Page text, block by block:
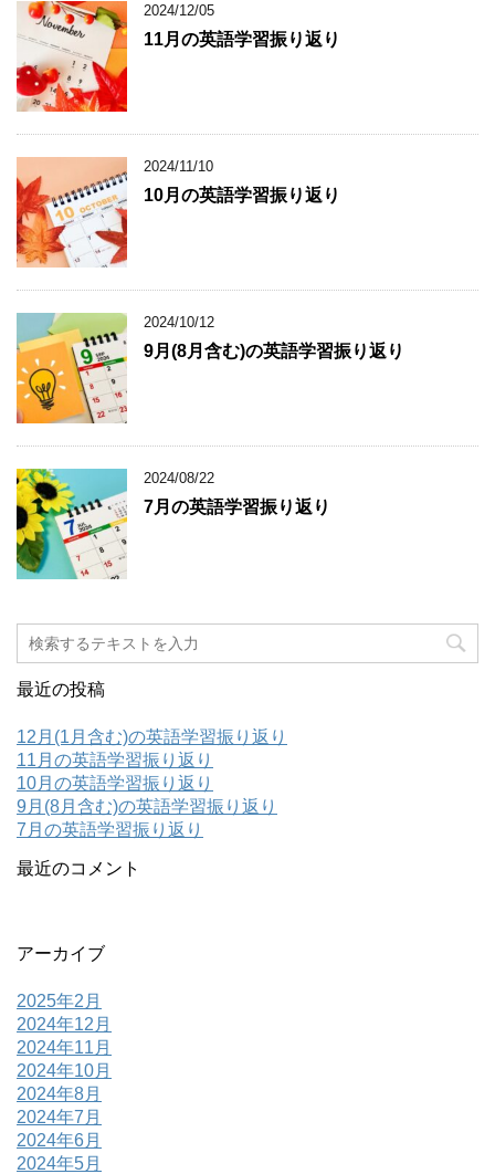
2024/12/05
11月の英語学習振り返り
2024/11/10
10月の英語学習振り返り
2024/10/12
9月(8月含む)の英語学習振り返り
2024/08/22
7月の英語学習振り返り
最近の投稿
12月(1月含む)の英語学習振り返り
11月の英語学習振り返り
10月の英語学習振り返り
9月(8月含む)の英語学習振り返り
7月の英語学習振り返り
最近のコメント
アーカイブ
2025年2月
2024年12月
2024年11月
2024年10月
2024年8月
2024年7月
2024年6月
2024年5月